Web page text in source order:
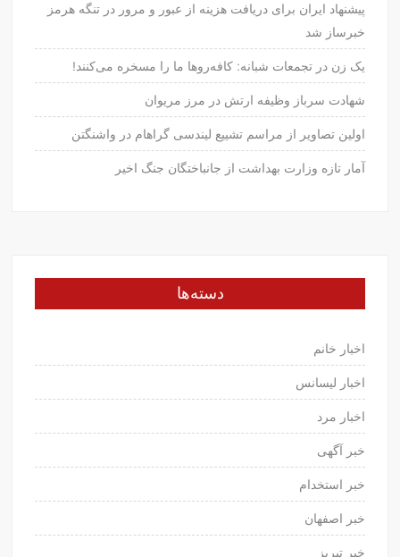
پیشنهاد ایران برای دریافت هزینه از عبور و مرور در تنگه هرمز
خبرساز شد
یک زن در تجمعات شبانه: کافه‌روها ما را مسخره می‌کنند!
شهادت سرباز وظیفه ارتش در مرز مریوان
اولین تصاویر از مراسم تشییع لیندسی گراهام در واشنگتن
آمار تازه وزارت بهداشت از جانباختگان جنگ اخیر
دسته‌ها
اخبار خانم
اخبار لیسانس
اخبار مرد
خبر آگهی
خبر استخدام
خبر اصفهان
خبر تبریز